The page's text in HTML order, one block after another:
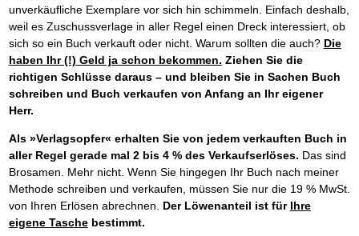
unverkäufliche Exemplare vor sich hin schimmeln. Einfach deshalb,
weil es Zuschussverlage in aller Regel einen Dreck interessiert, ob
sich so ein Buch verkauft oder nicht. Warum sollten die auch? Die
haben Ihr (!) Geld ja schon bekommen. Ziehen Sie die
richtigen Schlüsse daraus – und bleiben Sie in Sachen Buch
schreiben und Buch verkaufen von Anfang an Ihr eigener
Herr.
Als »Verlagsopfer« erhalten Sie von jedem verkauften Buch in
aller Regel gerade mal 2 bis 4 % des Verkaufserlöses. Das sind
Brosamen. Mehr nicht. Wenn Sie hingegen Ihr Buch nach meiner
Methode schreiben und verkaufen, müssen Sie nur die 19 % MwSt.
von Ihren Erlösen abrechnen. Der Löwenanteil ist für Ihre
eigene Taschebestimmt.